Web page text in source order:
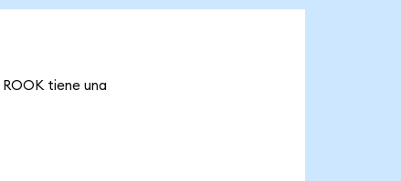
tiene una